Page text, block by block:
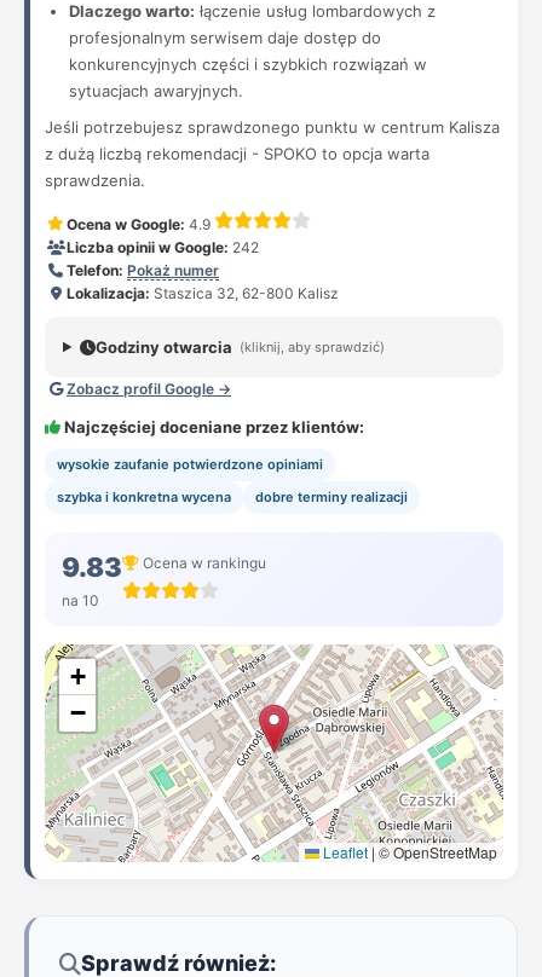
Dlaczego warto: łączenie usług lombardowych z
profesjonalnym serwisem daje dostęp do
konkurencyjnych części i szybkich rozwiązań w
sytuacjach awaryjnych.
Jeśli potrzebujesz sprawdzonego punktu w centrum Kalisza
z dużą liczbą rekomendacji - SPOKO to opcja warta
sprawdzenia.
Ocena w Google: 4.9
Liczba opinii w Google: 242
Telefon: Pokaż numer
Lokalizacja: Staszica 32, 62-800 Kalisz
Godziny otwarcia (kliknij, aby sprawdzić)
Zobacz profil Google →
Najczęściej doceniane przez klientów:
wysokie zaufanie potwierdzone opiniami
szybka i konkretna wycena
dobre terminy realizacji
9.83
na 10
Ocena w rankingu
+
−
Leaflet | © OpenStreetMap
Sprawdź również: